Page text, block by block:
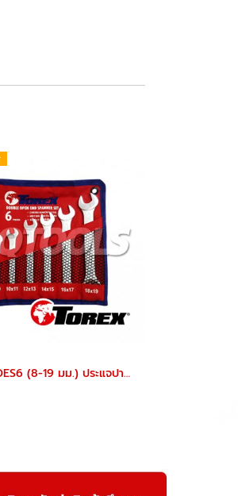
TPQ-TRDES6 (8-19 มม.) ประแจปากตายชุด 6 ตัว TOREX